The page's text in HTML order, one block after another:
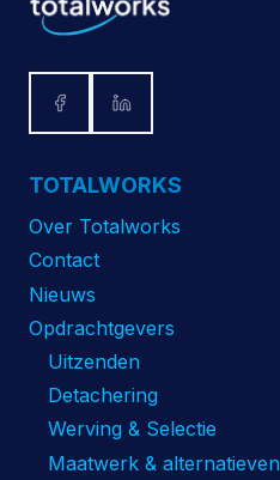
TOTALWORKS
Over Totalworks
Contact
Nieuws
Opdrachtgevers
Uitzenden
Detachering
Werving & Selectie
Maatwerk & alternatieven